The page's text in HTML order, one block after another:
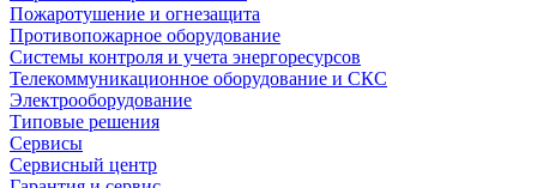
Пожаротушение и огнезащита
Противопожарное оборудование
Системы контроля и учета энергоресурсов
Телекоммуникационное оборудование и СКС
Электрооборудование
Типовые решения
Сервисы
Сервисный центр